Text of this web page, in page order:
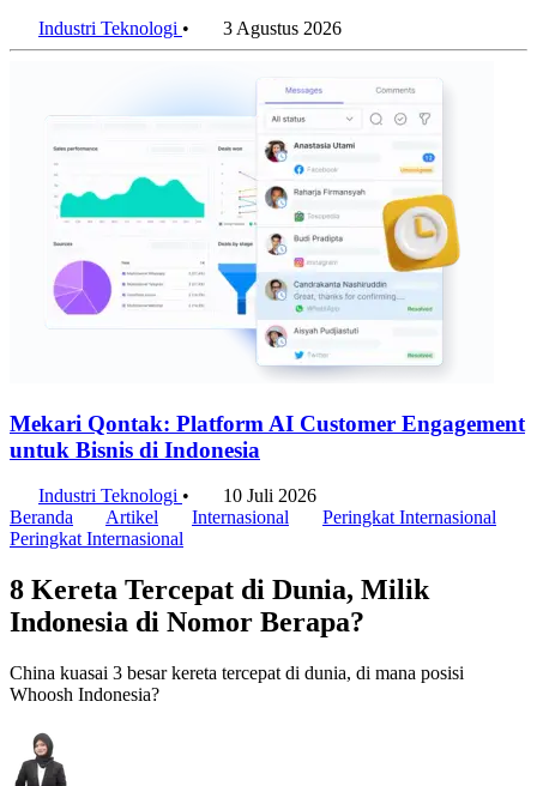
Industri Teknologi • 3 Agustus 2026
Mekari Qontak: Platform AI Customer Engagement
untuk Bisnis di Indonesia
Industri Teknologi •
10 Juli 2026
Beranda
Artikel Internasional
Peringkat Internasional
Peringkat Internasional
8 Kereta Tercepat di Dunia, Milik
Indonesia di Nomor Berapa?
China kuasai 3 besar kereta tercepat di dunia, di mana posisi
Whoosh Indonesia?